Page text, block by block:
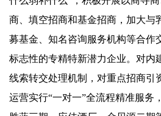
商、填空招商和基金招商，加大与
募基金、知名咨询服务机构等合作
标志性的专精特新潜力企业。对内
线索转交处理机制，对重点招商引
运营实行“一对一”全流程精准服务